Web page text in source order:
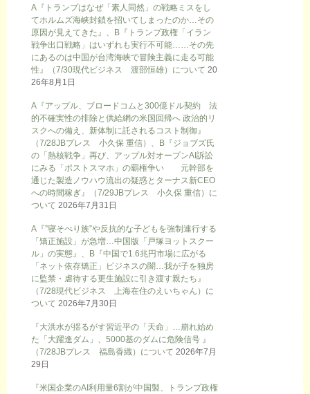
A『トランプはなぜ「素人同然」の戦略ミスをし
てホルムズ海峡封鎖を招いてしまったのか…その
原因が見えてきた』、B『トランプ政権「イラン
戦争出口戦略」はいずれも実行不可能……その先
にあるのは中国が台湾海峡で冒険主義に走る可能
性』（7/30現代ビジネス 渡部恒雄）について 20
26年8月1日
A『アップル、ブロードコムと300億ドル契約 法
的不確実性の排除と供給網の米国回帰へ 政治的リ
スクへの備え、新体制に託されるコスト制御』
（7/28JBプレス 小久保 重信）、B『ジョブズ氏
の「熱核戦争」再び、アップル対オープンAI訴訟
にみる「ポストスマホ」の覇権争い 元幹部を
通じた製造ノウハウ流出の疑惑とターナス新CEO
への時間稼ぎ』（7/29JBプレス 小久保 重信）に
ついて 2026年7月31日
A『”寝そべり族”や反抗的な子どもを強制連行する
「矯正施設」が急増…中国版「戸塚ヨットスクー
ル」の実態』、B『中国で1.6兆円市場に広がる
「ネット依存矯正」ビジネスの闇…我が子を独房
に監禁・虐待する更生施設に引き渡す親たち』
（7/28現代ビジネス 上海在住のえいちゃん）に
ついて 2026年7月30日
『大洪水が揺るがす習近平の「天命」…崩れ始め
た「大躍進ダム」、5000基のダムに危険信号 』
（7/28JBプレス 福島香織）について 2026年7月
29日
『米国企業のAI利用量6割が中国製、トランプ政権